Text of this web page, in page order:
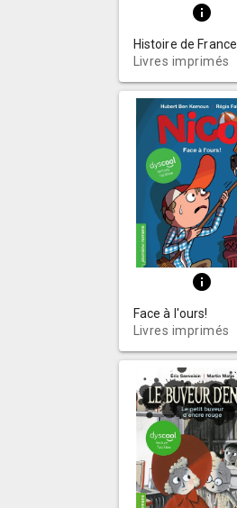
info
Histoire de France
Livres imprimés
info
Face à l'ours!
Livres imprimés